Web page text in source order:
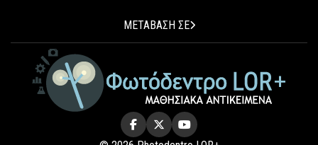
ΜΕΤΑΒΑΣΗ ΣΕ